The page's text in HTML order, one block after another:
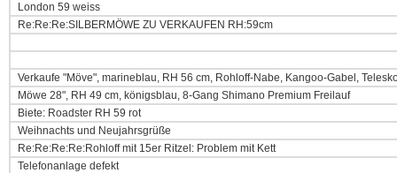
London 59 weiss
Re:Re:Re:SILBERMÖWE ZU VERKAUFEN RH:59cm
Verkaufe "Möve", marineblau, RH 56 cm, Rohloff-Nabe, Kangoo-Gabel,
Möwe 28", RH 49 cm, königsblau, 8-Gang Shimano Premium Freilauf
Biete: Roadster RH 59 rot
Weihnachts und Neujahrsgrüße
Re:Re:Re:Re:Rohloff mit 15er Ritzel: Problem mit Kett
Telefonanlage defekt